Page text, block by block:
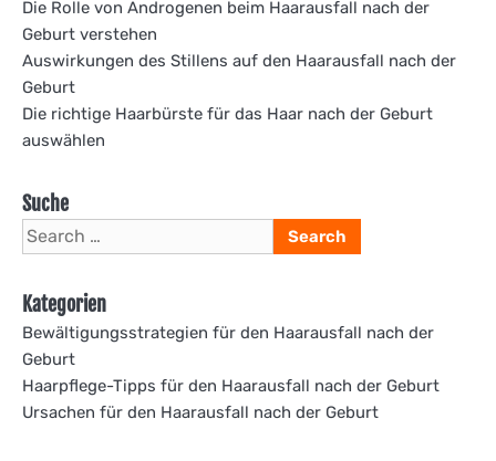
Die Rolle von Androgenen beim Haarausfall nach der
Geburt verstehen
Auswirkungen des Stillens auf den Haarausfall nach der
Geburt
Die richtige Haarbürste für das Haar nach der Geburt
auswählen
Suche
Search
for:
Kategorien
Bewältigungsstrategien für den Haarausfall nach der
Geburt
Haarpflege-Tipps für den Haarausfall nach der Geburt
Ursachen für den Haarausfall nach der Geburt